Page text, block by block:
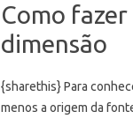
Como
dimensão
{sharethis} Para
menos a origem da